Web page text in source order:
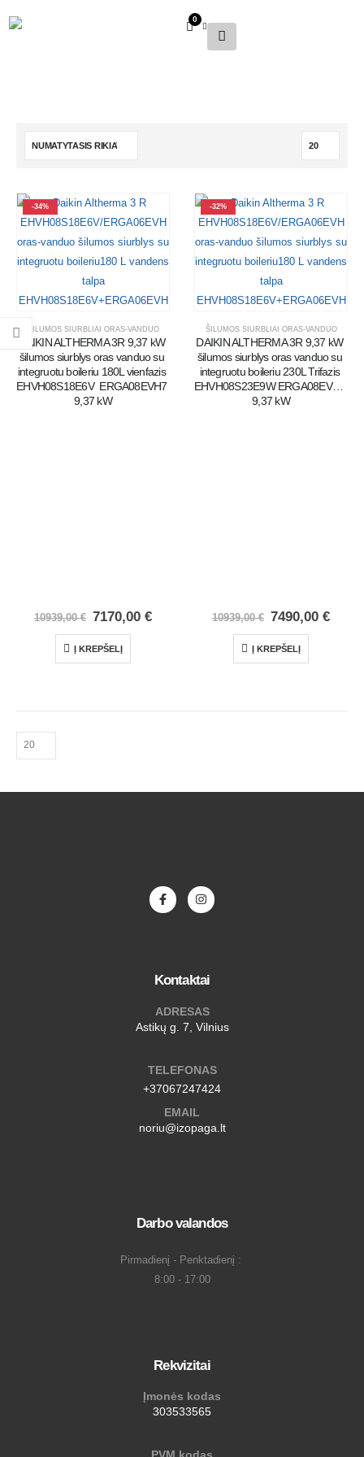
0
-34%
ŠILUMOS SIURBLIAI ORAS-VANDUO
DAIKIN ALTHERMA 3R 9,37 kW
šilumos siurblys oras vanduo su
integruotu boileriu 180L vienfazis
EHVH08S18E6V  ERGA08EVH7
9,37 kW
10939,00€ 7170,00 €
Į KREPŠELĮ
-32%
ŠILUMOS SIURBLIAI ORAS-VANDUO
DAIKIN ALTHERMA 3R 9,37 kW
šilumos siurblys oras vanduo su
integruotu boileriu 230L Trifazis
EHVH08S23E9W ERGA08EVH7
9,37 kW
10939,00€ 7490,00 €
Į KREPŠELĮ
Kontaktai
ADRESAS
Astikų g. 7, Vilnius
TELEFONAS
+37067247424
EMAIL
noriu@izopaga.lt
Darbo valandos
Pirmadienį - Penktadienį :
8:00 - 17:00
Rekvizitai
Įmonės kodas
303533565